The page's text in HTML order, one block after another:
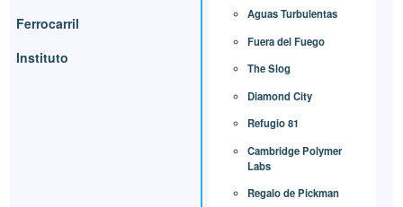
Ferrocarril
Instituto
Aguas Turbulentas
Fuera del Fuego
The Slog
Diamond City
Refugio 81
Cambridge Polymer
Labs
Regalo de Pickman